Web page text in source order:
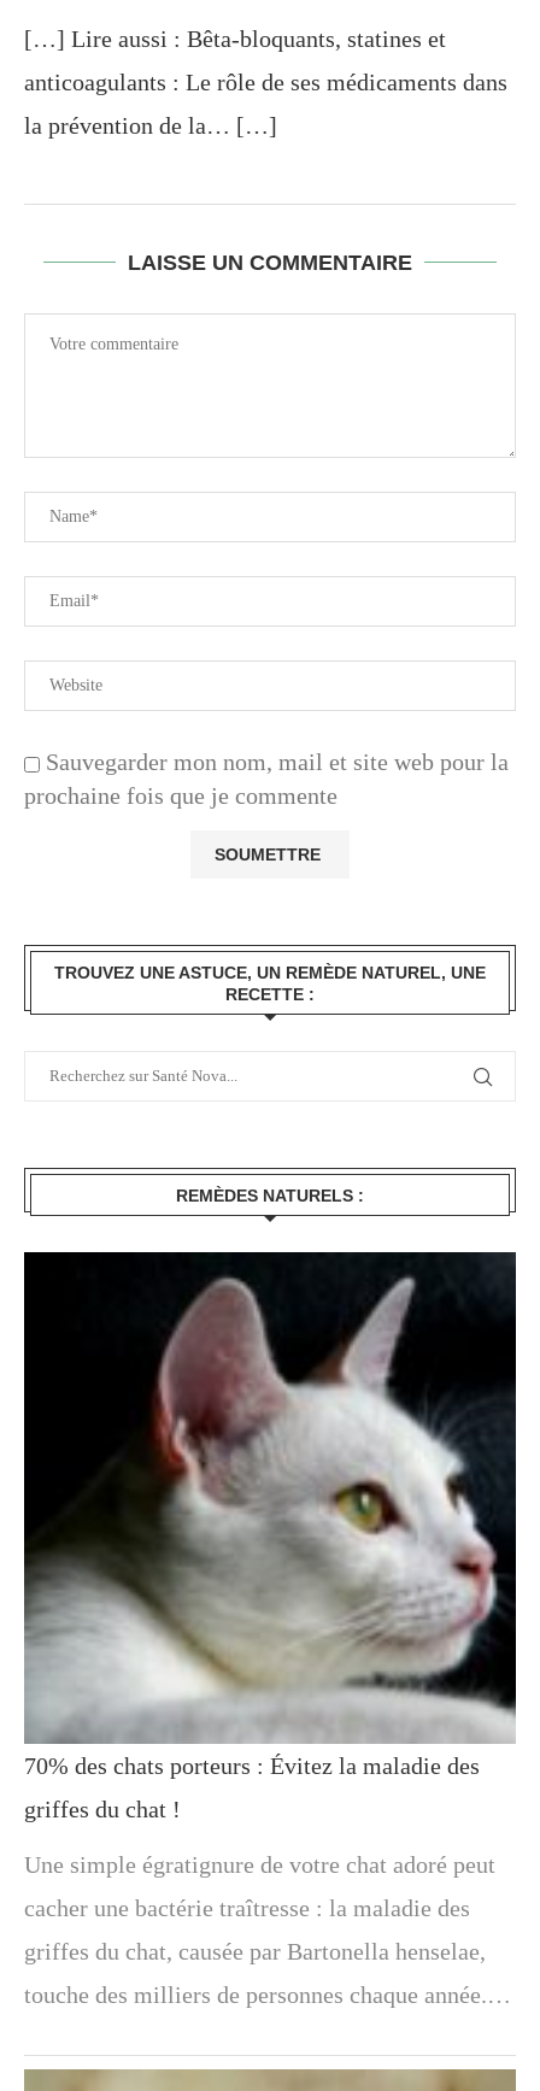
[…] Lire aussi : Bêta-bloquants, statines et
anticoagulants : Le rôle de ses médicaments dans
la prévention de la… […]
LAISSE UN COMMENTAIRE
Sauvegarder mon nom, mail et site web pour la
prochaine fois que je commente
TROUVEZ UNE ASTUCE, UN REMÈDE NATUREL, UNE
RECETTE :
REMÈDES NATURELS :
70% des chats porteurs : Évitez la maladie des
griffes du chat !
Une simple égratignure de votre chat adoré peut
cacher une bactérie traîtresse : la maladie des
griffes du chat, causée par Bartonella henselae,
touche des milliers de personnes chaque année.…